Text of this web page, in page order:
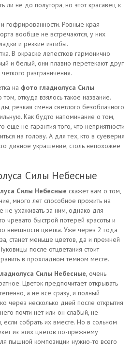
ли не до полутора, но этот красавец к
гофрированности. Ровные края
вообще не встречаются, у них
и резкие изгибы.
В окраске лепестков гармонично
и белый, они плавно перетекают друг
разграничения.
на фото гладиолуса Силы
том, откуда взялось такое название.
резкая смена светлого безоблачного
Как будто напоминание о том,
еще не гарантия того, что неприятности
на голову. А для тех, кто в суеверия
дивное украшение, столь непохожее
Силы Небесные
Силы Небесные скажет вам о том,
много лет способное прожить на
ухаживать за ним, однако для
чревато быстрой потерей красоты и
внешности цветка. Уже через 2 года
станет меньше цветов, да и прежней
после отцветания стоит
в прохладном темном месте.
Силы Небесные, очень
Цветок предпочитает открывать
а не все сразу, и полный
через несколько дней после открытия
почти нет или он слабый, не
собрать их вместе. Но в сольном
из этих цветов по-прежнему
пышной композиции нужно-то всего